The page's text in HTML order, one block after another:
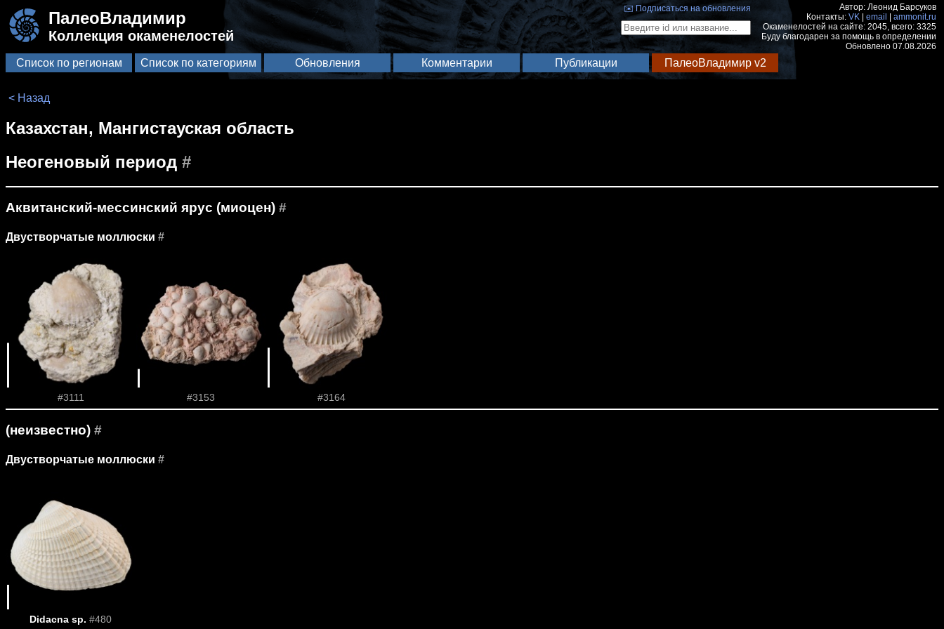
ПалеоВладимир
Коллекция окаменелостей
✉️ Подписаться на обновления
Автор: Леонид Барсуков
Контакты: VK email
ammonit.ru
Окаменелостей на сайте: 2045, всего: 3325
Буду благодарен за помощь в определении
Обновлено 07.08.2026
Список по регионам Список по категориям Обновления Комментарии Публикации ПалеоВладимир v2
< Назад
Казахстан, Мангистауская область
Неогеновый период #
Аквитанский-мессинский ярус (миоцен) #
Двустворчатые моллюски #
#3111 #3153 #3164
(неизвестно) #
Двустворчатые моллюски #
Didacna sp. #480